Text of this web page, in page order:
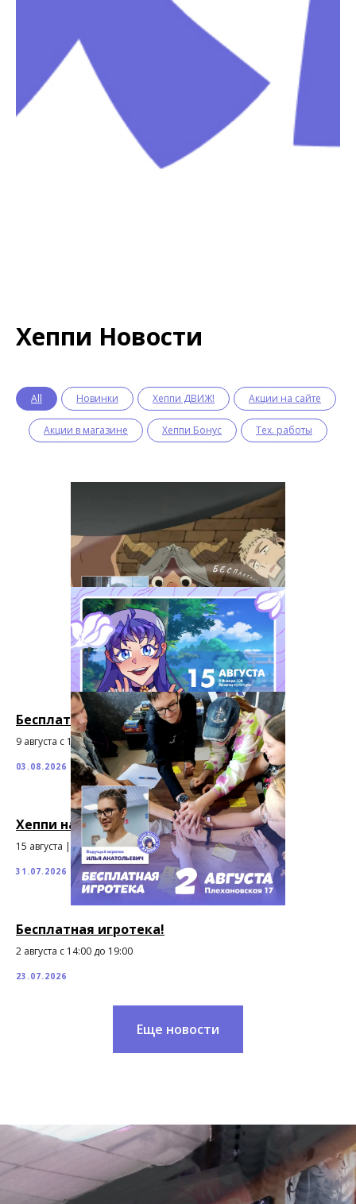
Хеппи Новости
All Новинки Хеппи ДВИЖ! Акции на сайте
Акции в магазине Хеппи Бонус Тех. работы
Бесплатная Аниме викторина в Хеппи!
9 августа с 14:00 до 18:00
03.08.2026
Хеппи на Fuji Fest 2026
15 августа | Воронеж, 9 Января, 108
31.07.2026
Бесплатная игротека!
2 августа с 14:00 до 19:00
23.07.2026
Еще новости